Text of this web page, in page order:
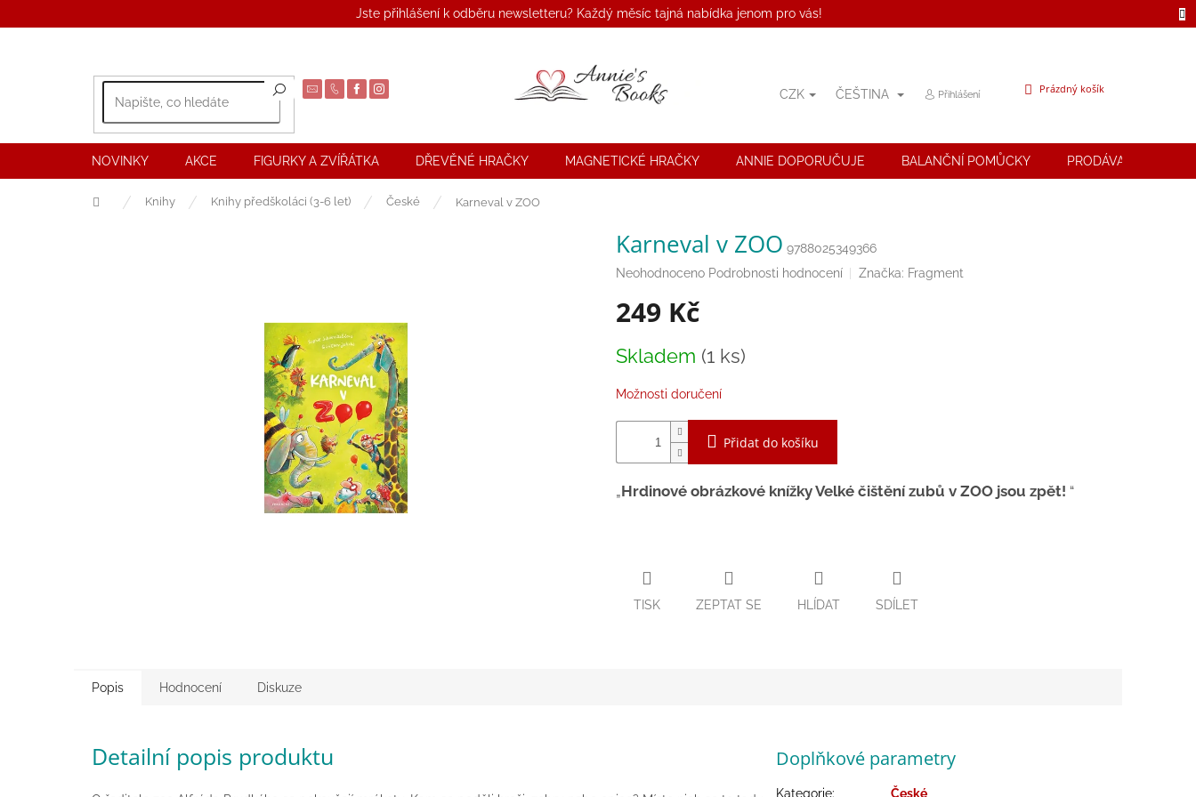
Jste přihlášení k odběru newsletteru? Každý měsíc tajná nabídka jenom pro vás!
CZK ČEŠTINA Přihlášení
NÁKUPNÍ
Prázdný košík
NOVINKY AKCE FIGURKY A ZVÍŘÁTKA DŘEVĚNÉ HRAČKY MAGNETICKÉ HRAČKY ANNIE DOPORUČUJE BALANČNÍ POMŮCKY PRODÁVANÉ ZNAČKY
Domů Knihy Knihy předškoláci (3-6 let) České Karneval v ZOO
Karneval v ZOO 9788025349366
Průměrné
produktu
je
z
hvězdiček.
Neohodnoceno Podrobnosti hodnocení Značka: Fragment
249 Kč
cena:
Skladem (1 ks)
Možnosti doručení
Přidat do košíku
Hrdinové obrázkové knížky Velké čištění zubů v ZOO jsou zpět!
TISK ZEPTAT SE HLÍDAT SDÍLET
Popis Hodnocení Diskuze
Detailní popis produktu Doplňkové parametry
Kategorie:
České